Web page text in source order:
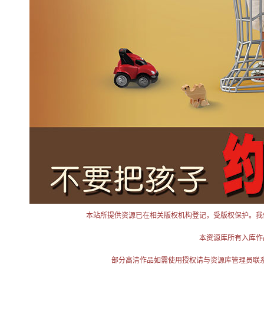
本站所提供资源已在相关版权机构登记，受版权保护。
本资源库所有入库
部分高清作品如需使用授权请与资源库管理员联